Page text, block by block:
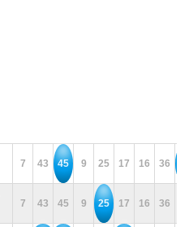
7 43 45 9 25 17 16 36
7 43 45 9 25 17 16 36